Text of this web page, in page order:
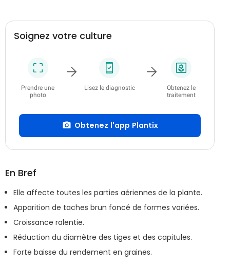
Soignez votre culture
Prendre une
photo
Lisez le diagnostic
Obtenez le
traitement
Obtenez l'app Plantix
En Bref
Elle affecte toutes les parties aériennes de la plante.
Apparition de taches brun foncé de formes variées.
Croissance ralentie.
Réduction du diamètre des tiges et des capitules.
Forte baisse du rendement en graines.